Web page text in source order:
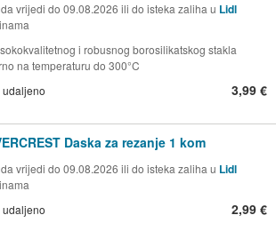
vrijedi do 09.08.2026 ili do isteka zaliha u Lidl
i robusnog borosilikatskog stakla
na temperaturu do 300°C
udaljeno 3,99 €
Daska za rezanje 1 kom
vrijedi do 09.08.2026 ili do isteka zaliha u Lidl
udaljeno 2,99 €